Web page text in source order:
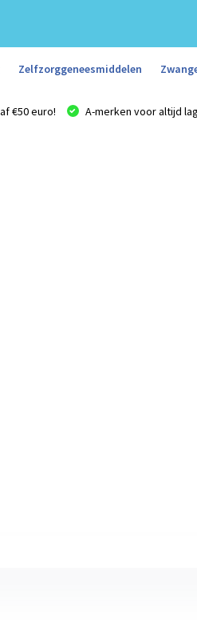
Zelfzorggeneesmiddelen
€50 euro! A-merken voor altijd